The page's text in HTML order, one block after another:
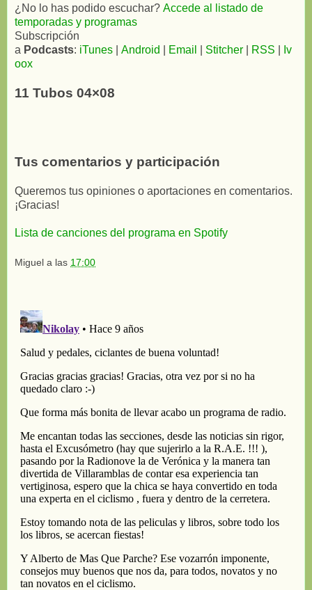
¿No lo has podido escuchar? Accede al listado de
temporadas y programas
Subscripción
a Podcasts: iTunes Android Email Stitcher RSS
Iv
oox
11 Tubos 04×08
Tus comentarios y participación
Queremos tus opiniones o aportaciones en comentarios.
¡Gracias!
Lista de canciones del programa en Spotify
Miguel a las 17:00